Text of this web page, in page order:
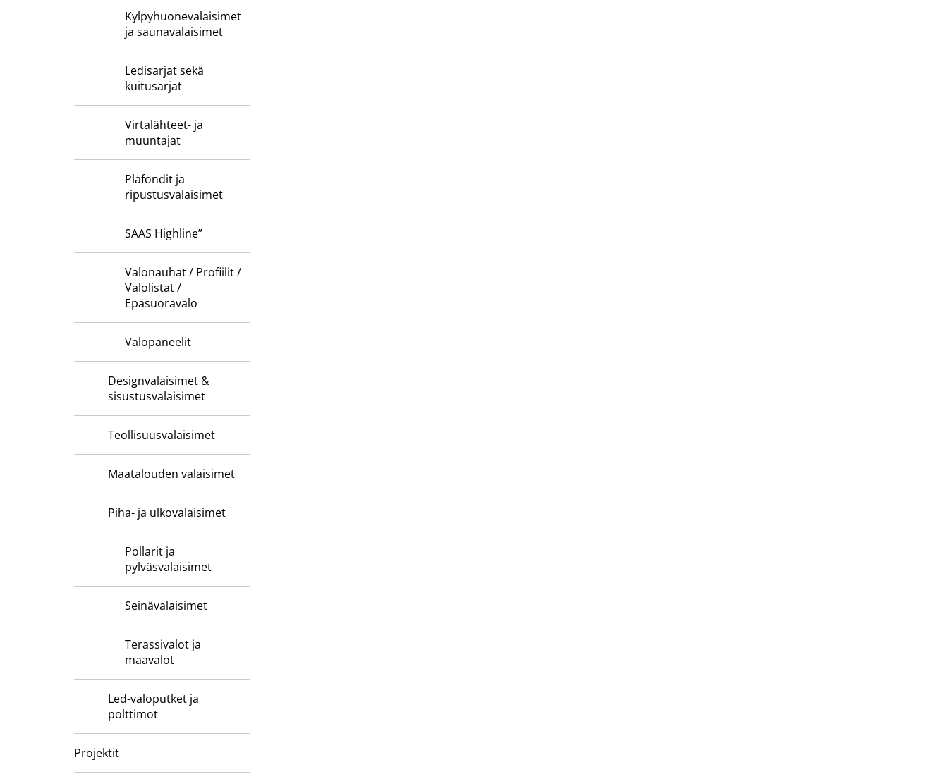
Kylpyhuone­valaisimet
ja saunavalaisimet
Ledisarjat sekä
kuitusarjat
Virtalähteet- ja
muuntajat
Plafondit ja
ripustusvalaisimet
SAAS Highline”
Valonauhat / Profiilit /
Valolistat /
Epäsuoravalo
Valopaneelit
Designvalaisimet &
sisustusvalaisimet
Teollisuusvalaisimet
Maatalouden valaisimet
Piha- ja ulkovalaisimet
Pollarit ja
pylväsvalaisimet
Seinävalaisimet
Terassivalot ja
maavalot
Led-valoputket ja
polttimot
Projektit